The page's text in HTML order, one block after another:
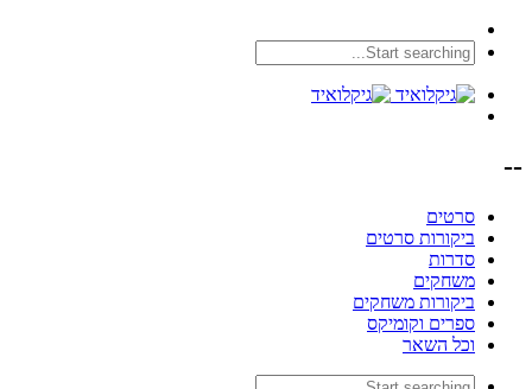
--
סרטים
ביקורות סרטים
סדרות
משחקים
ביקורות משחקים
ספרים וקומיקס
וכל השאר